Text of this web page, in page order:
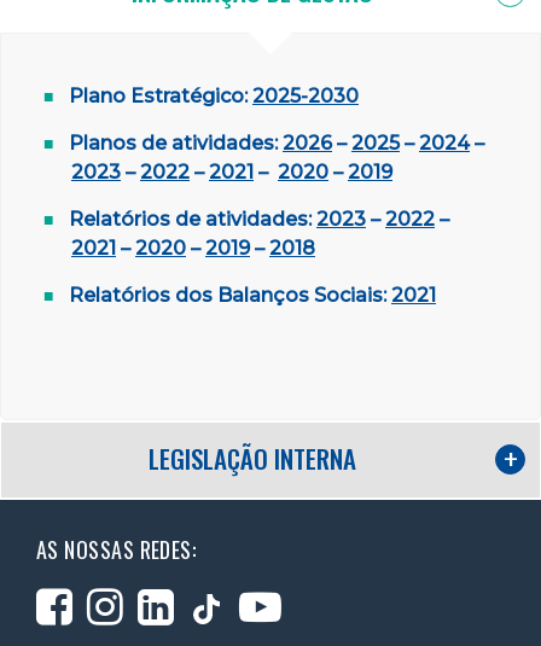
Plano Estratégico:2025-2030
Planos de atividades:2026–2025–2024 –
2023 –2022 –2021 – 2020 –2019
Relatórios de atividades:2023 –2022 –
2021 –2020 –2019–2018
Relatórios dos Balanços Sociais:2021
LEGISLAÇÃO INTERNA
AS NOSSAS REDES: